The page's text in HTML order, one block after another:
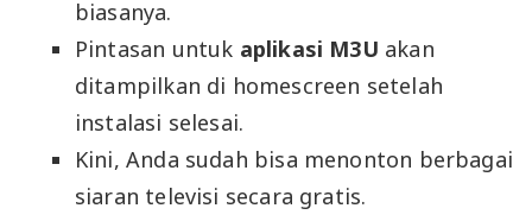
biasanya.
Pintasan untuk aplikasi M3U akan
ditampilkan di homescreen setelah
instalasi selesai.
Kini, Anda sudah bisa menonton berbagai
siaran televisi secara gratis.